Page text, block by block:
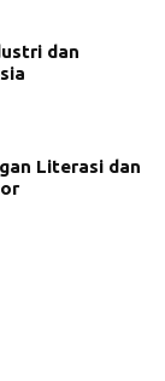
dan
Literasi dan